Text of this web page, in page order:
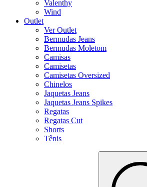
Valenthy
Wind
Outlet
Ver Outlet
Bermudas Jeans
Bermudas Moletom
Camisas
Camisetas
Camisetas Oversized
Chinelos
Jaquetas Jeans
Jaquetas Jeans Spikes
Regatas
Regatas Cut
Shorts
Tênis